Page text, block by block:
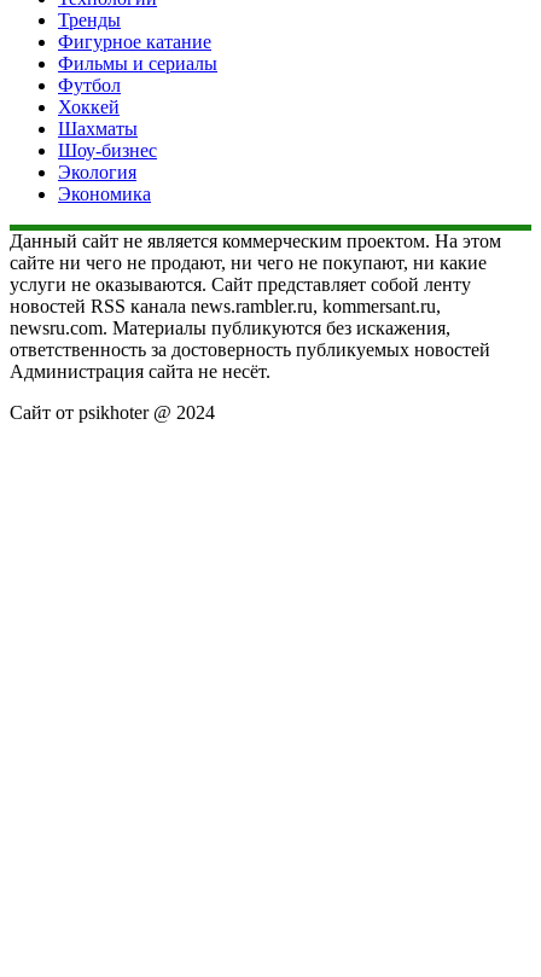
Тренды
Фигурное катание
Фильмы и сериалы
Футбол
Хоккей
Шахматы
Шоу-бизнес
Экология
Экономика
Данный сайт не является коммерческим проектом. На этом
сайте ни чего не продают, ни чего не покупают, ни какие
услуги не оказываются. Сайт представляет собой ленту
новостей RSS канала news.rambler.ru, kommersant.ru,
newsru.com. Материалы публикуются без искажения,
ответственность за достоверность публикуемых новостей
Администрация сайта не несёт.
Сайт от psikhoter @ 2024